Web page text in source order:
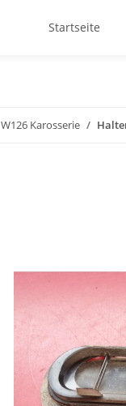
Startseite
W126 Karosserie